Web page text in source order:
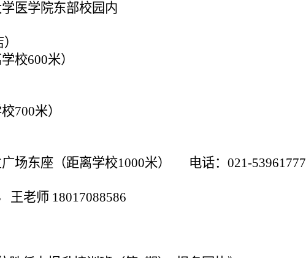
医学院东部校园内
校600米）
700米）
广场东座（距离学校1000米） 电话：021-53961777
王老师 18017088586